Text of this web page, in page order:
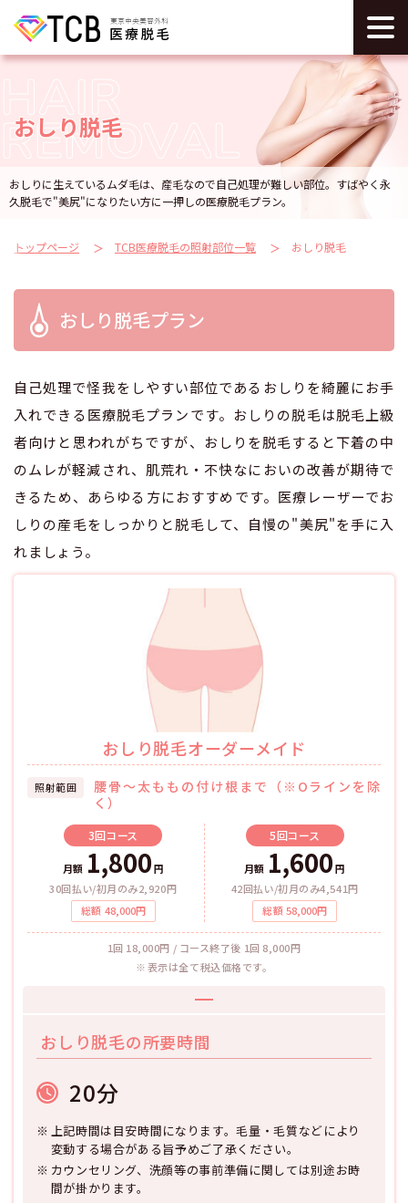
HAIR
REMOVAL
おしり脱毛
おしりに生えているムダ毛は、産毛なので自己処理が難しい部位。 すばやく永
久脱毛で"美尻"になりたい方に一押しの医療脱毛プラン。
トップページ TCB医療脱毛の照射部位一覧 おしり脱毛
おしり脱毛プラン
自己処理で怪我をしやすい部位であるおしりを綺麗にお手
入れできる医療脱毛プランです。おしりの脱毛は脱毛上級
者向けと思われがちですが、おしりを脱毛すると下着の中
のムレが軽減され、肌荒れ・不快なにおいの改善が期待で
きるため、あらゆる方におすすめです。医療レーザーでお
しりの産毛をしっかりと脱毛して、自慢の"美尻"を手に入
れましょう。
おしり脱毛オーダーメイド
照射範囲
腰骨～太ももの付け根まで（※Oラインを除
く）
3回コース
月額 1,800円
30回払い/初月のみ2,920円
総額 48,000円
5回コース
月額 1,600 円
42回払い/初月のみ4,541円
総額 58,000円
1回 18,000円 / コース終了後 1回 8,000円
表示は全て税込価格です。
おしり脱毛の所要時間
20分
上記時間は目安時間になります。毛量・毛質などにより
変動する場合がある旨予めご了承ください。
カウンセリング、洗顔等の事前準備に関しては別途お時
間が掛かります。